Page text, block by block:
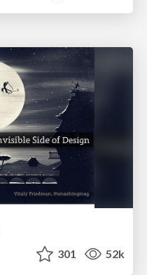
301 52k